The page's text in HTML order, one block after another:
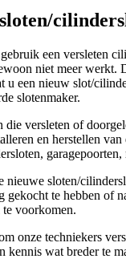
een versleten
niet meer werkt.
u een nieuw slot/
slotenmaker.
die versleten of
en herstellen
garagepoorten,
nieuwe sloten/
gekocht te hebben of
voorkomen.
onze techniekers
kennis wat breder te